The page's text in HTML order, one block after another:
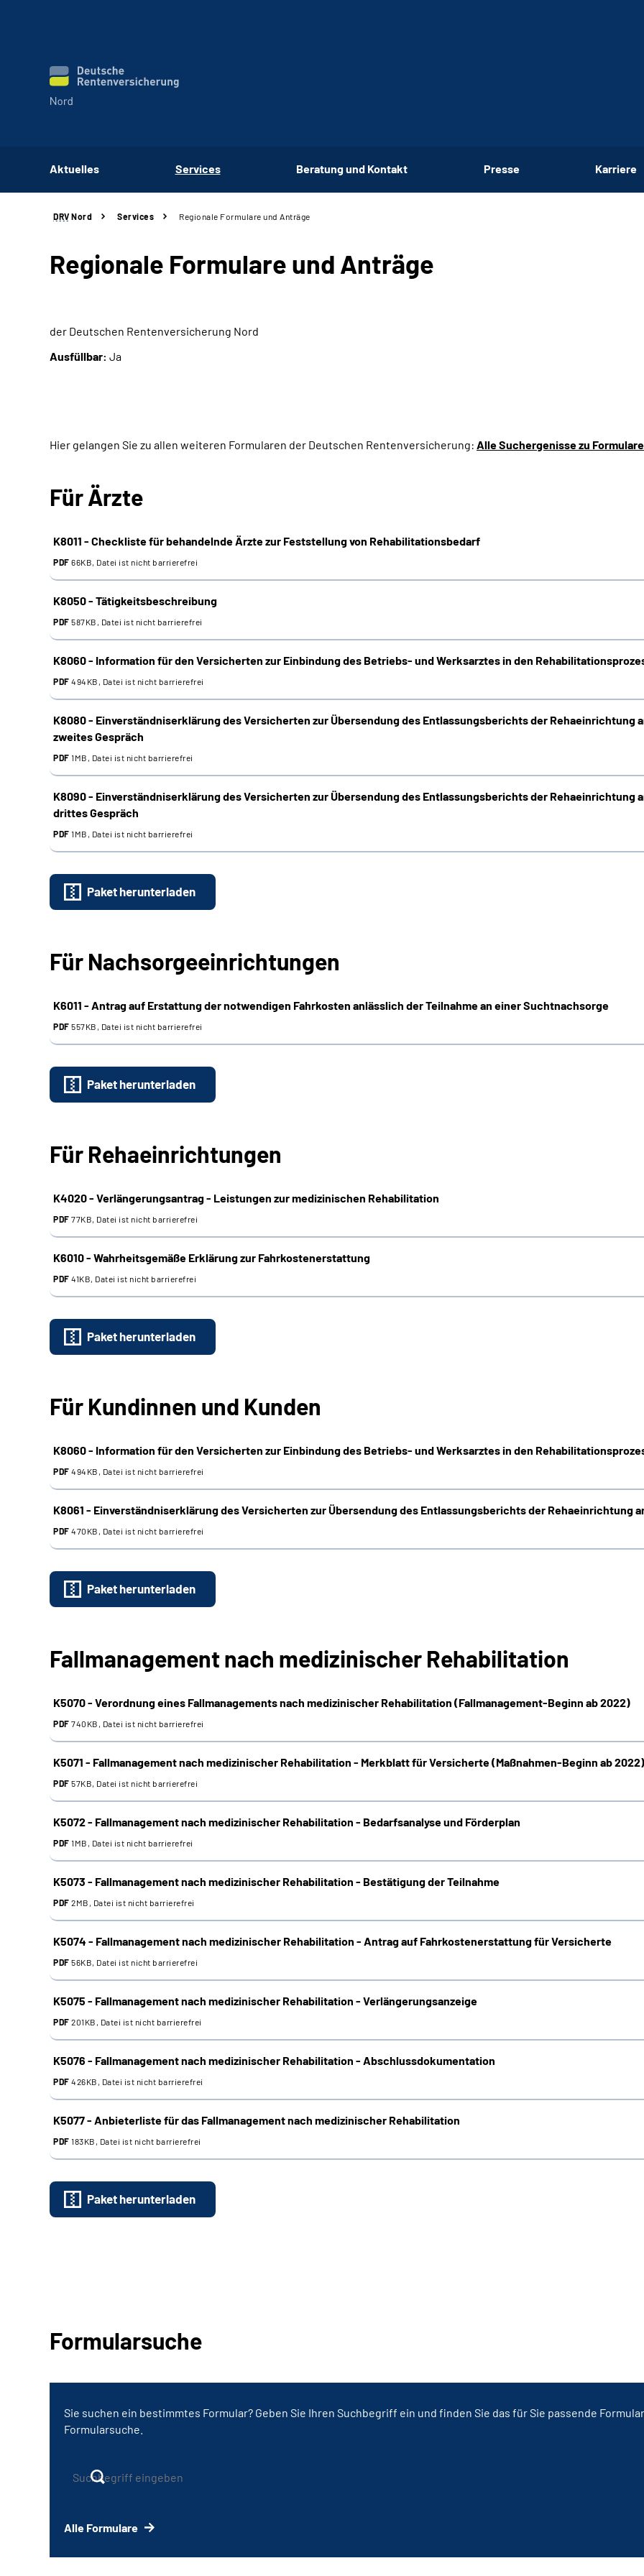
Aktuelles Services Beratung und Kontakt Presse Karriere
DRV Nord Services Regionale Formulare und Anträge
Regionale Formulare und Anträge
der Deutschen Rentenversicherung Nord
Ausfüllbar: Ja
Hier gelangen Sie zu allen weiteren Formularen der Deutschen Rentenversicherung: Alle Suchergenisse zu
Für Ärzte
K8011 - Checkliste für behandelnde Ärzte zur Feststellung von Rehabilitationsbedarf
PDF 66KB, Datei ist nicht barrierefrei
K8050 - Tätigkeitsbeschreibung
PDF 587KB, Datei ist nicht barrierefrei
K8060 - Information für den Versicherten zur Einbindung des Betriebs- und Werksarztes in den
PDF 494KB, Datei ist nicht barrierefrei
K8080 - Einverständniserklärung des Versicherten zur Übersendung des Entlassungsberichts der
zweites Gespräch
PDF 1MB, Datei ist nicht barrierefrei
K8090 - Einverständniserklärung des Versicherten zur Übersendung des Entlassungsberichts der
drittes Gespräch
PDF 1MB, Datei ist nicht barrierefrei
Paket herunterladen
Für Nachsorgeeinrichtungen
K6011 - Antrag auf Erstattung der notwendigen Fahrkosten anlässlich der Teilnahme an einer Suchtnachsorge
PDF 557KB, Datei ist nicht barrierefrei
Paket herunterladen
Für Rehaeinrichtungen
K4020 - Verlängerungsantrag - Leistungen zur medizinischen Rehabilitation
PDF 77KB, Datei ist nicht barrierefrei
K6010 - Wahrheitsgemäße Erklärung zur Fahrkostenerstattung
PDF 41KB, Datei ist nicht barrierefrei
Paket herunterladen
Für Kundinnen und Kunden
K8060 - Information für den Versicherten zur Einbindung des Betriebs- und Werksarztes in den
PDF 494KB, Datei ist nicht barrierefrei
K8061 - Einverständniserklärung des Versicherten zur Übersendung des Entlassungsberichts der Rehaeinrichtung
PDF 470KB, Datei ist nicht barrierefrei
Paket herunterladen
Fallmanagement nach medizinischer Rehabilitation
K5070 - Verordnung eines Fallmanagements nach medizinischer Rehabilitation (Fallmanagement-Beginn ab 2022)
PDF 740KB, Datei ist nicht barrierefrei
K5071 - Fallmanagement nach medizinischer Rehabilitation - Merkblatt für Versicherte (Maßnahmen-Beginn ab 2022)
PDF 57KB, Datei ist nicht barrierefrei
K5072 - Fallmanagement nach medizinischer Rehabilitation - Bedarfsanalyse und Förderplan
PDF 1MB, Datei ist nicht barrierefrei
K5073 - Fallmanagement nach medizinischer Rehabilitation - Bestätigung der Teilnahme
PDF 2MB, Datei ist nicht barrierefrei
K5074 - Fallmanagement nach medizinischer Rehabilitation - Antrag auf Fahrkostenerstattung für Versicherte
PDF 56KB, Datei ist nicht barrierefrei
K5075 - Fallmanagement nach medizinischer Rehabilitation - Verlängerungsanzeige
PDF 201KB, Datei ist nicht barrierefrei
K5076 - Fallmanagement nach medizinischer Rehabilitation - Abschlussdokumentation
PDF 426KB, Datei ist nicht barrierefrei
K5077 - Anbieterliste für das Fallmanagement nach medizinischer Rehabilitation
PDF 183KB, Datei ist nicht barrierefrei
Paket herunterladen
Formularsuche
Sie suchen ein bestimmtes Formular? Geben Sie Ihren Suchbegriff ein und finden Sie das für Sie passende
Formularsuche.
Alle Formulare